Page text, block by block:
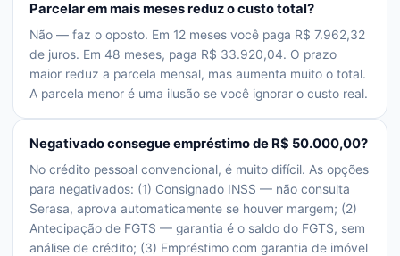
Parcelar em mais meses reduz o custo total?
Não — faz o oposto. Em 12 meses você paga R$ 7.962,32
de juros. Em 48 meses, paga R$ 33.920,04. O prazo
maior reduz a parcela mensal, mas aumenta muito o total.
A parcela menor é uma ilusão se você ignorar o custo real.
Negativado consegue empréstimo de R$ 50.000,00?
No crédito pessoal convencional, é muito difícil. As opções
para negativados: (1) Consignado INSS — não consulta
Serasa, aprova automaticamente se houver margem; (2)
Antecipação de FGTS — garantia é o saldo do FGTS, sem
análise de crédito; (3) Empréstimo com garantia de imóvel